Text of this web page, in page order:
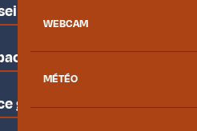
WEBCAM
MÉTÉO
des locaux
pro
groupes